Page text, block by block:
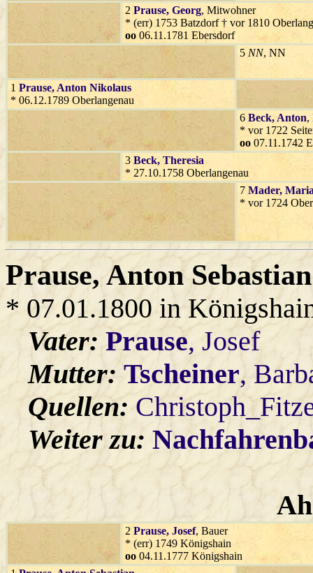
2 Prause, Georg, Mitwohner
* (err) 1753 Batzdorf † vor 1810
oo 06.11.1781 Ebersdorf
5 NN, NN
1 Prause, Anton Nikolaus
* 06.12.1789 Oberlangenau
6 Beck, Anton,
* vor 1722
oo 07.11.1742
3 Beck, Theresia
* 27.10.1758 Oberlangenau
7 Mader,
* vor 1724
Prause, Anton Sebastian
* 07.01.1800 in
Vater:Prause, Josef
Mutter: Tscheiner,
Quellen:
Weiter zu:
2 Prause, Josef, Bauer
* (err) 1749 Königshain
oo 04.11.1777 Königshain